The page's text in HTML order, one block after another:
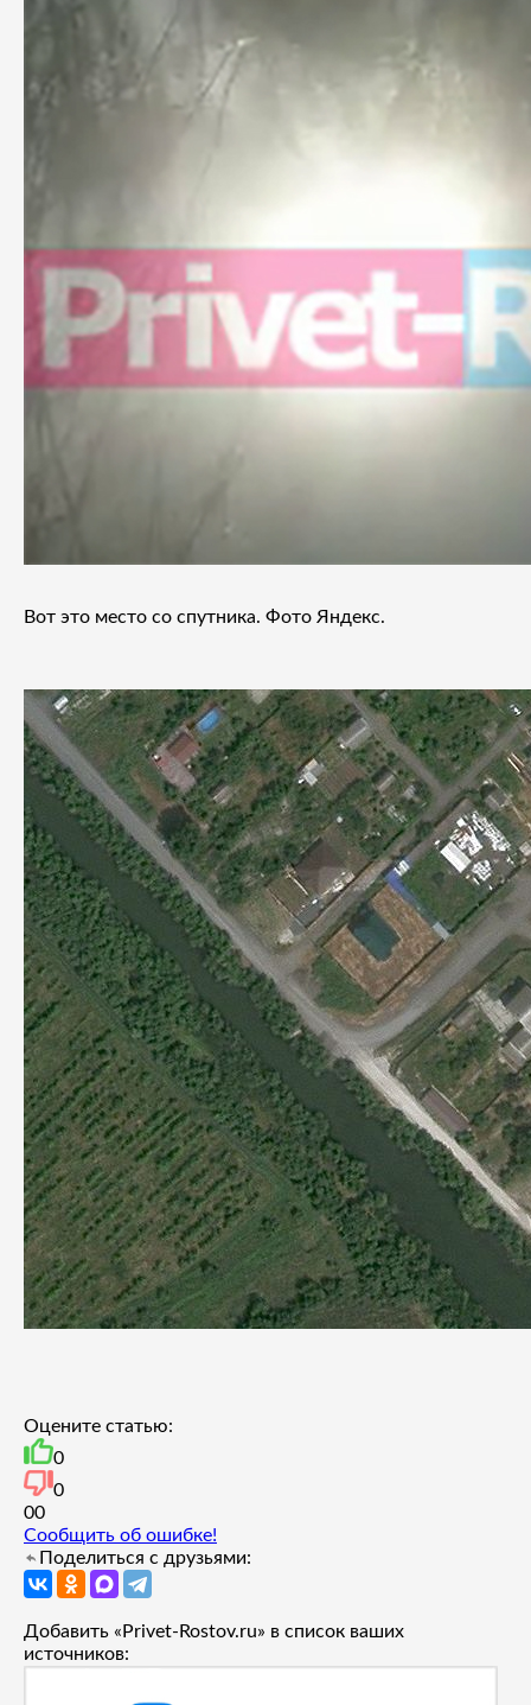
Вот это место со спутника. Фото Яндекс.
Оцените статью:
0
0
00
Сообщить об ошибке!
Поделиться с друзьями:
Добавить «Privet-Rostov.ru» в список ваших
источников: